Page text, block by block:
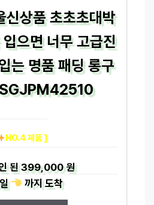
신상품 초초초대박
으면 너무 고급진
는 명품 패딩 롱구
NO.4 제품 ]
된399,000 원
까지도착